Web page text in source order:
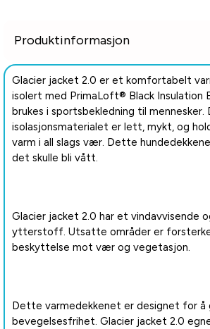
Produktinformasjon
Glacier jacket 2.0 er et komfortabelt
isolert med PrimaLoft® Black Insulation
brukes i sportsbekledning til
isolasjonsmaterialet er lett, mykt, og
varm i all slags vær. Dette
det skulle bli vått.
Glacier jacket 2.0 har et vindavvisende
ytterstoff. Utsatte områder er
beskyttelse mot vær og vegetasjon.
Dette varmedekkenet er designet for å
bevegelsesfrihet. Glacier jacket 2.0